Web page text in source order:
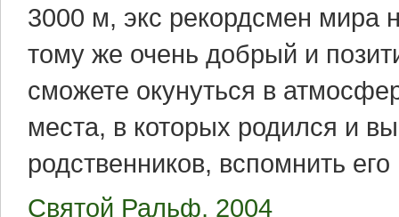
3000 м, экс рекордсмен мира
тому же очень добрый и
сможете окунуться в
места, в которых родился и
родственников, вспомнить
Святой Ральф, 2004